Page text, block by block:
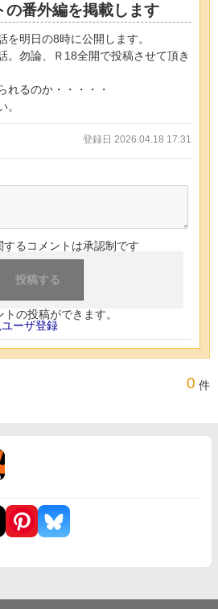
の番外編を掲載します
を明日の8時に公開します。
。勿論、Ｒ18全開で投稿させて頂き
れるのか・・・・・
。
登録日 2026.04.18 17:31
するコメントは承認制です
の投稿ができます。
ーザ登録
0 件